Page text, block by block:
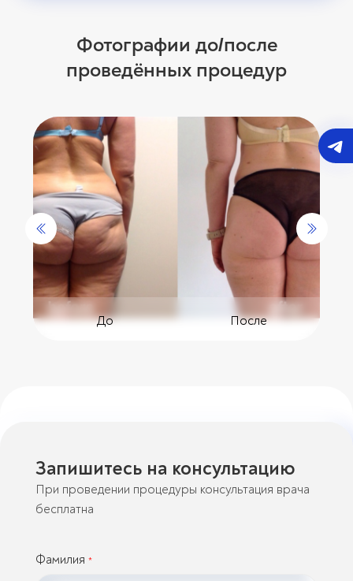
Фотографии до/после
проведённых процедур
До После
Запишитесь на консультацию
При проведении процедуры консультация врача
бесплатна
Фамилия *